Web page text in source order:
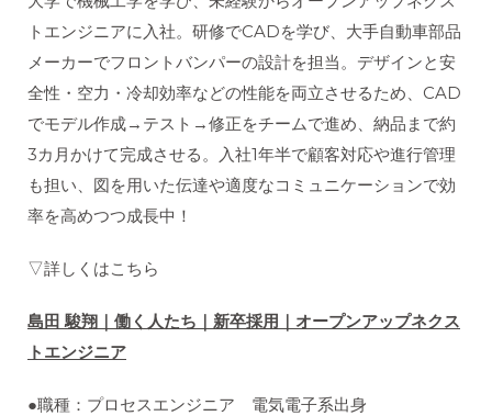
トエンジニアに入社。研修でCADを学び、大手自動車部品
メーカーでフロントバンパーの設計を担当。デザインと安
全性・空力・冷却効率などの性能を両立させるため、CAD
でモデル作成→テスト→修正をチームで進め、納品まで約
3カ月かけて完成させる。入社1年半で顧客対応や進行管理
も担い、図を用いた伝達や適度なコミュニケーションで効
率を高めつつ成長中！
▽詳しくはこちら
島田 駿翔｜働く人たち｜新卒採用｜オープンアップネクス
トエンジニア
●職種：プロセスエンジニア 電気電子系出身